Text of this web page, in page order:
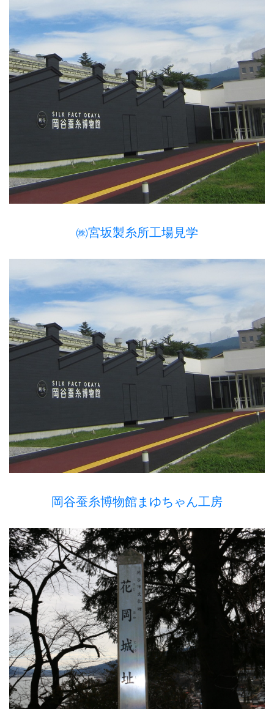
㈱宮坂製糸所工場見学
岡谷蚕糸博物館まゆちゃん工房